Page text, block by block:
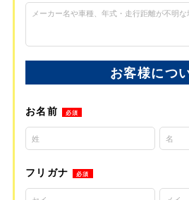
お客様につ
お名前 必須
フリガナ 必須